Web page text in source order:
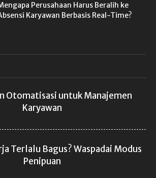
Perusahaan Harus Beralih ke
Karyawan Berbasis Real-Time?
Otomatisasi untuk Manajemen
Karyawan
Terlalu Bagus? Waspadai Modus
Penipuan